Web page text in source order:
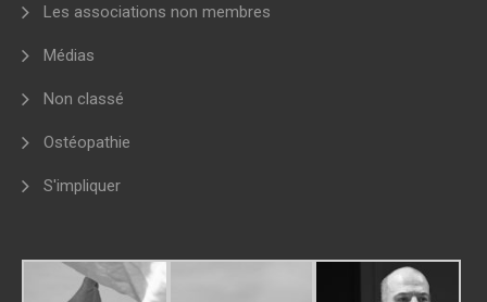
Les associations non membres
Médias
Non classé
Ostéopathie
S'impliquer